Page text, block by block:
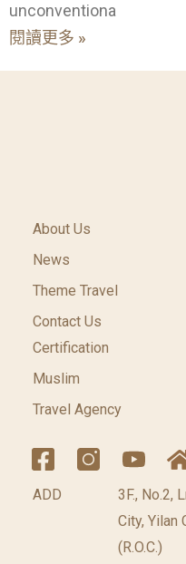
unconventiona
閱讀更多 »
About Us
News
Theme Travel
Contact Us
Certification
Muslim
Travel Agency
ADD
3F., No.2,
City, Yilan
(R.O.C.)